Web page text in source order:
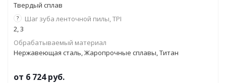
Твердый сплав
?
Шаг зуба ленточной пилы, TPI
2, 3
Обрабатываемый материал
Нержавеющая сталь, Жаропрочные сплавы, Титан
от 6 724 руб.